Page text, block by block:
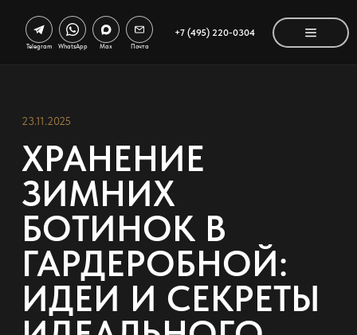
+7 (495) 220-0304
Telegram WhatsApp Max Почта
23.11.2025
ХРАНЕНИЕ
ЗИМНИХ
БОТИНОК В
ГАРДЕРОБНОЙ:
ИДЕИ И СЕКРЕТЫ